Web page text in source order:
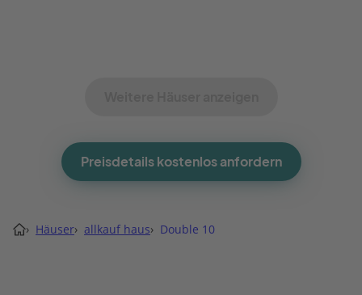
Preisdetails kostenlos anfordern
› Häuser› allkauf haus› Double 10